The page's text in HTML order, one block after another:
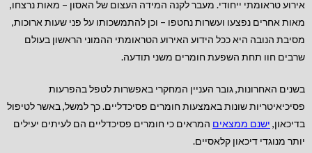
אירוע טראומתי ייחודי. מעבר לקנה המידה העצום של האסון – מאות נרצחו,
מאות אחרים נפצעו ועשרות נחטפו – וכן להתמשכותו על פני שעות ארוכות,
מסיבת הנובה היא ככל הידוע האירוע הטראומתי ההמוני הראשון בעולם
שרבים חוו תחת השפעת חומרים משני תודעה.
בשנים האחרונות, גובר העניין המחקרי באפשרות לטפל בהפרעות
פסיכיאיטריות שונות באמצעות חומרים פסיכדליים. כך למשל, באשר לטיפול
בדיכאון, ישנם ממצאים המראים כי חומרים פסיכדליים הם לעיתים יעילים
יותר מנוגדי דיכאון קלאסיים.